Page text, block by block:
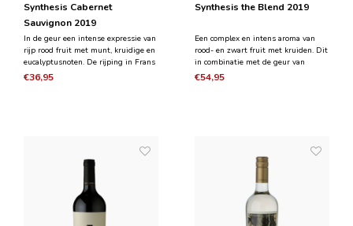
Synthesis Cabernet
Sauvignon 2019
In de geur een intense expressie van
rijp rood fruit met munt, kruidige en
eucalyptusnoten. De rijping in Frans
eikenvaten zorgt voor elegante
€36,95
Synthesis the Blend 2019
Een complex en intens aroma van
rood- en zwart fruit met kruiden. Dit
in combinatie met de geur van
vanille, tabak en chocolade. In de
€54,95